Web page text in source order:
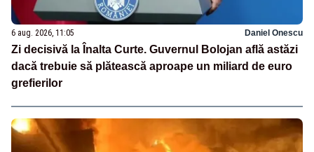
6 aug. 2026, 11:05 Daniel Onescu
Zi decisivă la Înalta Curte. Guvernul Bolojan află astăzi
dacă trebuie să plătească aproape un miliard de euro
grefierilor